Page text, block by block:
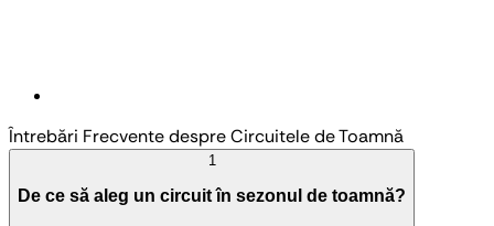
Întrebări Frecvente despre Circuitele de Toamnă
1
De ce să aleg un circuit în sezonul de toamnă?